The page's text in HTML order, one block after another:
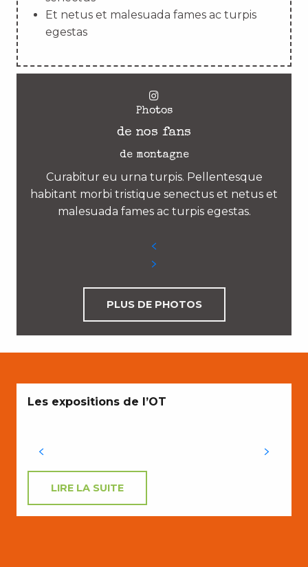
Et netus et malesuada fames ac turpis
egestas
Photos
de nos fans
de montagne
Curabitur eu urna turpis. Pellentesque
habitant morbi tristique senectus et netus et
malesuada fames ac turpis egestas.
PLUS DE PHOTOS
Les expositions de l’OT
LIRE LA SUITE